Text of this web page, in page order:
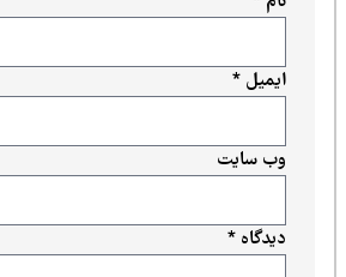
دیدگاه*
ایمیل*
وب‌ سایت